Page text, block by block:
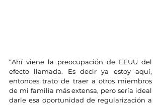
“Ahí viene la preocupación de EEUU del
efecto llamada. Es decir ya estoy aquí,
entonces trato de traer a otros miembros
de mi familia más extensa, pero sería ideal
darle esa oportunidad de regularización a